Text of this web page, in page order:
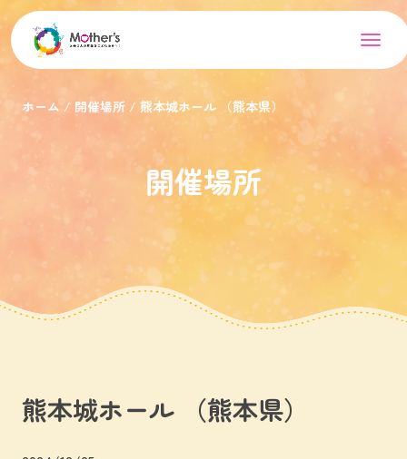
ホーム 開催場所 熊本城ホール （熊本県）
開催場所
熊本城ホール （熊本県）